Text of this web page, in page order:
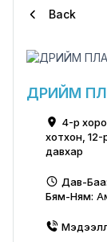
Back
ДРИЙМ
4-р
хотхон, 12-
давхар
Дав-Баа:
Бям-Ням: